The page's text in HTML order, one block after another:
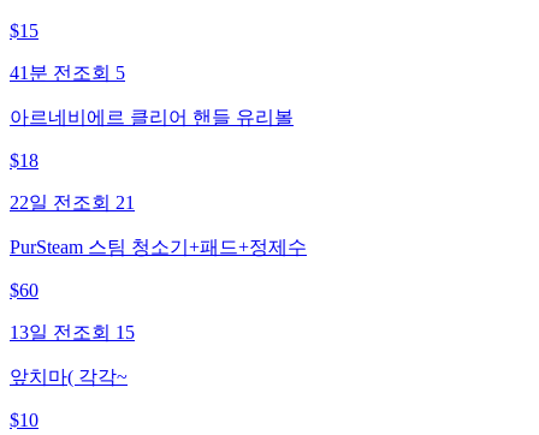
$15
41분 전 조회 5
아르네비에르 클리어 핸들 유리볼
$18
22일 전 조회 21
PurSteam 스팀 청소기+패드+정제수
$60
13일 전 조회 15
앞치마( 각각~
$10